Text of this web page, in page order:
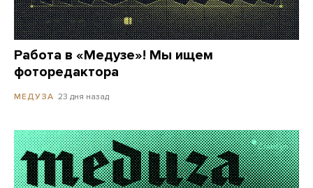
Работа в «Медузе»! Мы ищем
фоторедактора
МЕДУЗА 23 дня назад